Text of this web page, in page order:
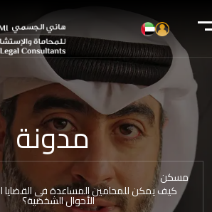
مدونة
مسكن
كيف يمكن للمحامين المساعدة في القضايا
الأحوال الشخصية؟